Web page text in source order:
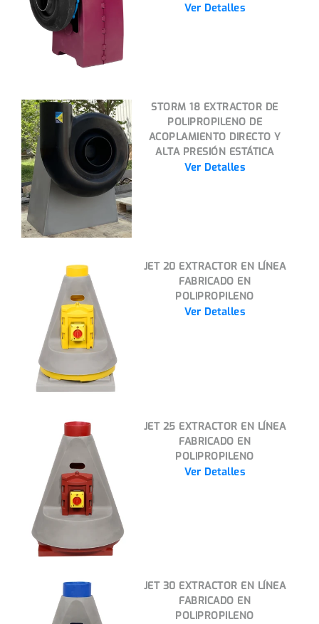
Ver Detalles
STORM 18 EXTRACTOR DE
POLIPROPILENO DE
ACOPLAMIENTO DIRECTO Y
ALTA PRESIÓN ESTÁTICA
Ver Detalles
JET 20 EXTRACTOR EN LÍNEA
FABRICADO EN
POLIPROPILENO
Ver Detalles
JET 25 EXTRACTOR EN LÍNEA
FABRICADO EN
POLIPROPILENO
Ver Detalles
JET 30 EXTRACTOR EN LÍNEA
FABRICADO EN
POLIPROPILENO